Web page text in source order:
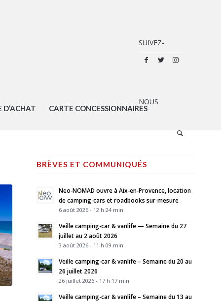
D’ACHAT CARTE CONCESSIONNAIRES
BRÈVES ET COMMUNIQUÉS
Neo-NOMAD ouvre à Aix-en-Provence, location
de camping-cars et roadbooks sur-mesure
6 août 2026 - 12 h 24 min
Veille camping-car & vanlife — Semaine du 27
juillet au 2 août 2026
3 août 2026 - 11 h 09 min
Veille camping-car & vanlife – Semaine du 20 au
26 juillet 2026
26 juillet 2026 - 17 h 17 min
Veille camping-car & vanlife – Semaine du 13 au